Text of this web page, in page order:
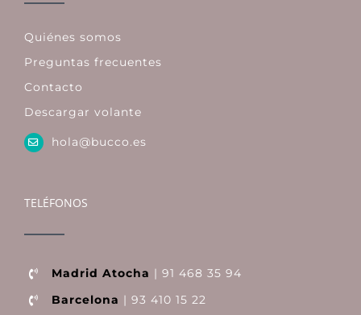
Quiénes somos
Preguntas frecuentes
Contacto
Descargar volante
hola@bucco.es
TELÉFONOS
Madrid Atocha | 91 468 35 94
Barcelona | 93 410 15 22